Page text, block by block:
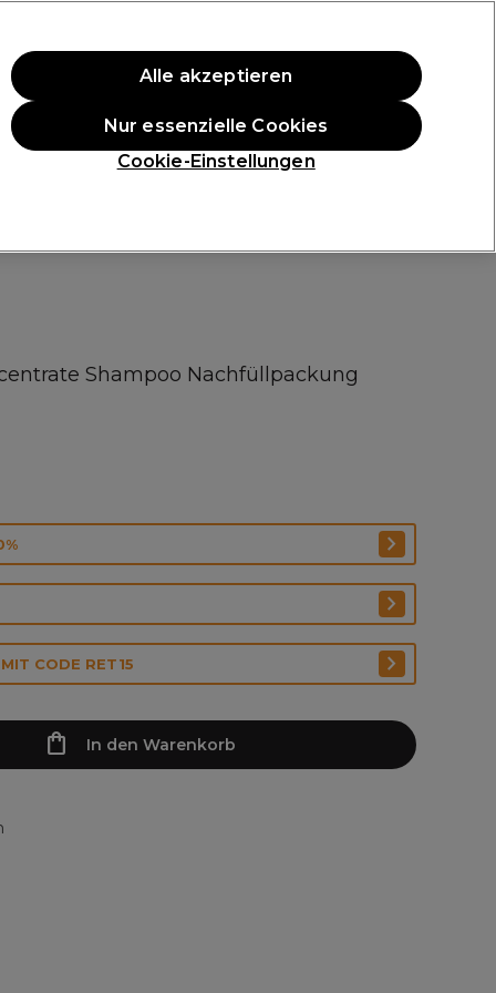
Anmelden
Die Professional Preise Vegane Produkte
Gratis Lieferung ab 40 €
Shampoo Nachfüllpackung
CODE RET15
In den Warenkorb
Cookie-Einstellungen
Nur essenzielle Cookies
Alle akzeptieren